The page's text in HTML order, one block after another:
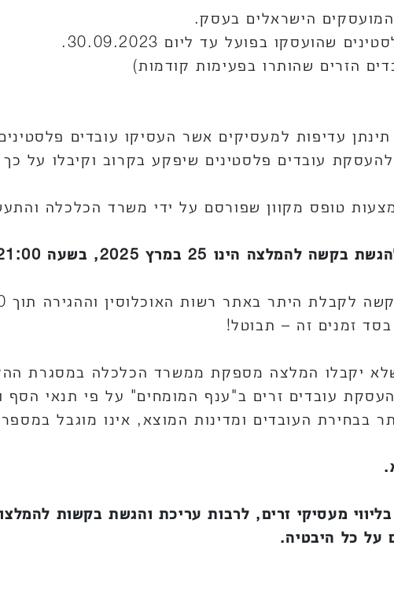
שהועסקו בפועל עד ליום 30.09.2023.
הזרים שהותרו בפעימות קודמות)
עדיפות למעסיקים אשר העסיקו עובדים
עובדים פלסטינים שיפקע בקרוב וקיבלו על
טופס מקוון שפורסם על ידי משרד הכלכלה
הינו 25 במרץ 2025, בשעה 21:00.
שלא יקבלו המלצה מספקת ממשרד הכלכלה במסגרת
עובדים זרים ב"ענף המומחים" על פי תנאי הסף
בבחירת העובדים ומדינות המוצא, אינו מוגבל
בליווי מעסיקי זרים, לרבות עריכת והגשת בקשות
על כל היבטיה.